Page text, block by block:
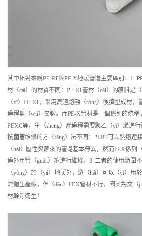
其中相對來說PE-RT與PE-X地暖管道主要區別：1.
材（cái）的材質不同：PE-RT管材（cái）的原料是
（xī）PE-RT，采用高溫熔融（róng）後擠塑成材
過程無（wú）交聯。而PE-X管材是一個係列的統稱
PEXC等，生（shēng）產過程需要聚乙（yǐ）烯進
抗菌管維修的方（fāng）法不同：PERT可以熱熔連
（nài）壓性與原來的管路基本無異，然而PEX係列
過外用管（guǎn）箍進行維修。3. 二者的使用範圍
（yòng）於（yú）地暖外，還（hái）可以（yǐ）用
流體生產線，但（dàn）PEX管材不行，因其為交（
材幹淨衛生！